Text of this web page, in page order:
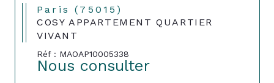
Paris (75015)
COSY APPARTEMENT QUARTIER
VIVANT
Réf : MAOAP10005338
Nous consulter